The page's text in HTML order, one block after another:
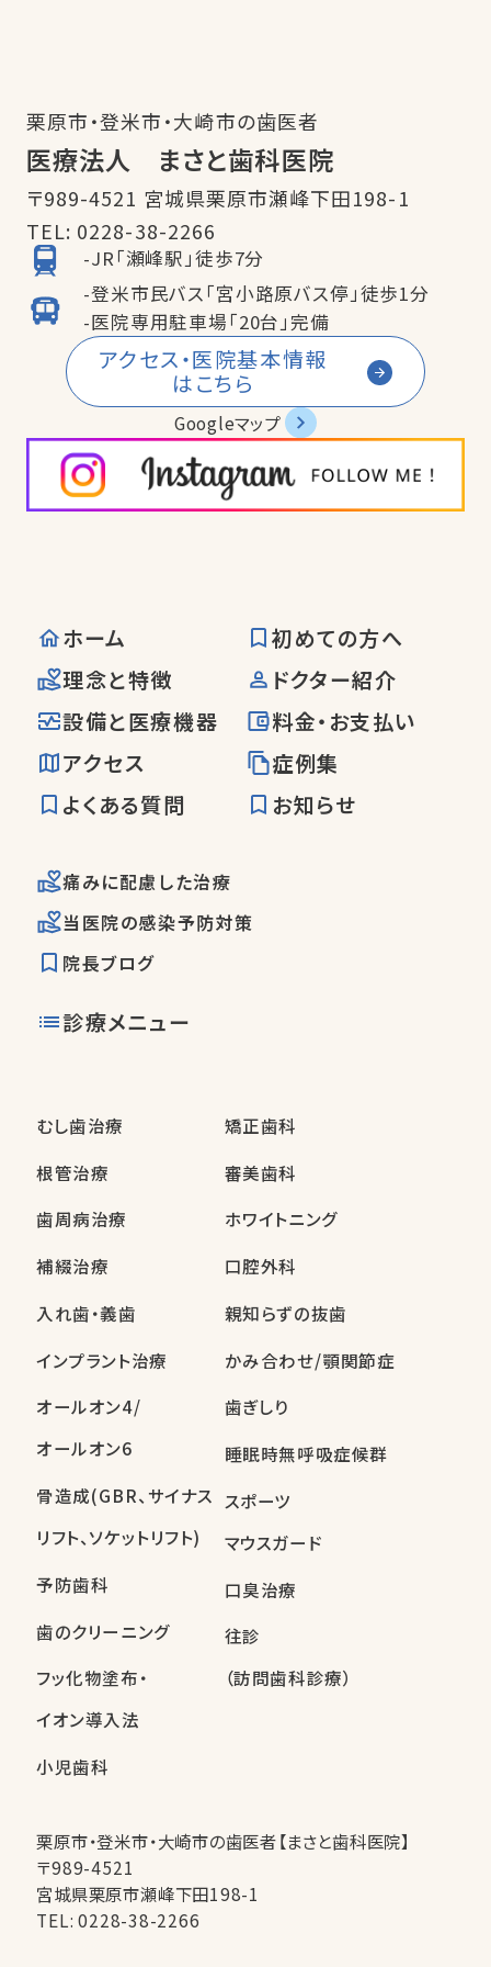
栗原市・登米市・大崎市の歯医者
医療法人 まさと歯科医院
〒989-4521 宮城県栗原市瀬峰下田198-1
TEL: 0228-38-2266
-JR「瀬峰駅」徒歩7分
-登米市民バス「宮小路原バス停」徒歩1分
-医院専用駐車場「20台」完備
アクセス・医院基本情報
はこちら
Googleマップ
ホーム
初めての方へ
理念と特徴
ドクター紹介
設備と医療機器
料金・お支払い
アクセス
症例集
よくある質問
お知らせ
痛みに配慮した治療
当医院の感染予防対策
院長ブログ
診療メニュー
むし歯治療
根管治療
歯周病治療
補綴治療
入れ歯・義歯
インプラント治療
オールオン4/
オールオン6
骨造成(GBR、サイナス
リフト、ソケットリフト)
予防歯科
歯のクリーニング
フッ化物塗布・
イオン導入法
小児歯科
矯正歯科
審美歯科
ホワイトニング
口腔外科
親知らずの抜歯
かみ合わせ/顎関節症
歯ぎしり
睡眠時無呼吸症候群
スポーツ
マウスガード
口臭治療
往診
（訪問歯科診療）
栗原市・登米市・大崎市の歯医者【まさと歯科医院】
〒989-4521
宮城県栗原市瀬峰下田198-1
TEL:0228-38-2266